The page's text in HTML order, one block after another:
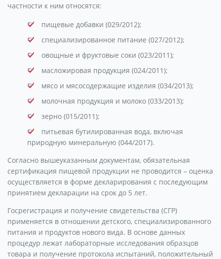
частности к ним относятся:
пищевые добавки (029/2012);
специализированное питание (027/2012);
овощные и фруктовые соки (023/2011);
масложировая продукция (024/2011);
мясо и мясосодержащие изделия (034/2013);
молочная продукция и молоко (033/2013);
зерно (015/2011);
питьевая бутилированная вода, включая
природную минеральную (044/2017).
Согласно вышеуказанным документам, обязательная
сертификация пищевой продукции не проводится – оценка
осуществляется в форме декларирования с последующим
принятием декларации на срок до 5 лет.
Госрегистрация и получение свидетельства (СГР)
применяется в отношении детского, специализированного
питания и продуктов нового вида. В основе данных
процедур лежат лабораторные исследования образцов
товара и получение протокола испытаний, положительный